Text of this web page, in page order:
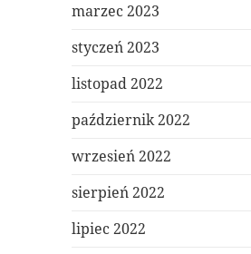
marzec 2023
styczeń 2023
listopad 2022
październik 2022
wrzesień 2022
sierpień 2022
lipiec 2022